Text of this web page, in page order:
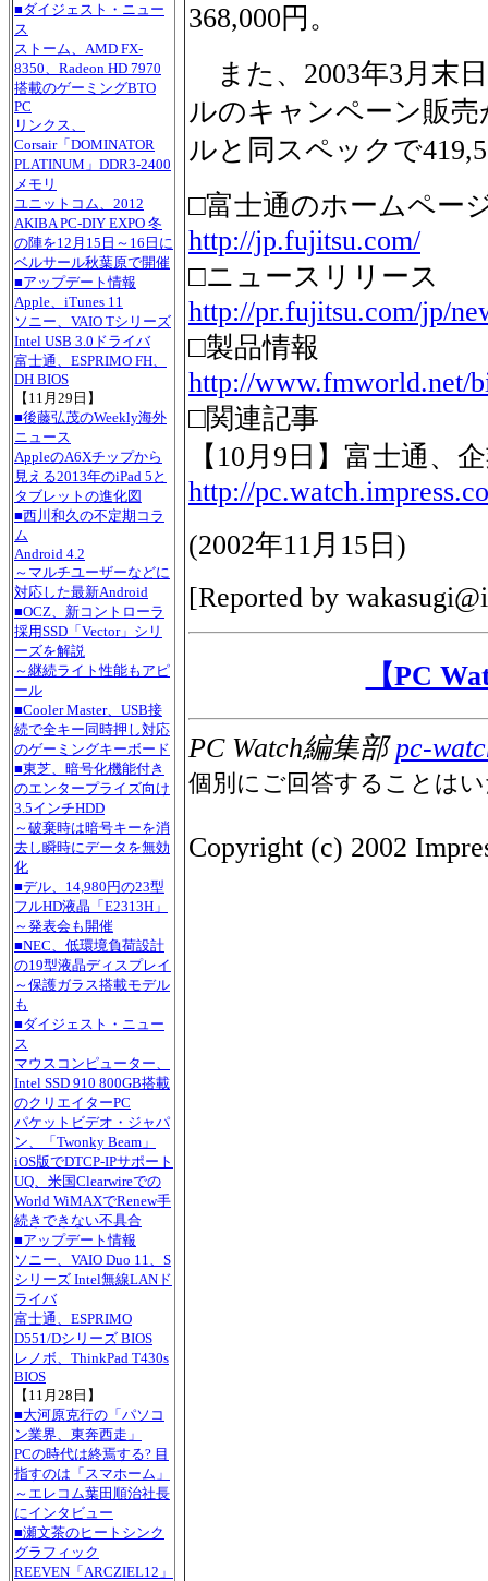
■ダイジェスト・ニュー
ス
ストーム、AMD FX-
8350、Radeon HD 7970
搭載のゲーミングBTO
PC
リンクス、
Corsair「DOMINATOR
PLATINUM」DDR3-2400
メモリ
ユニットコム、2012
AKIBA PC-DIY EXPO 冬
の陣を12月15日～16日に
ベルサール秋葉原で開催
■アップデート情報
Apple、iTunes 11
ソニー、VAIO Tシリーズ
Intel USB 3.0ドライバ
富士通、ESPRIMO FH、
DH BIOS
【11月29日】
■後藤弘茂のWeekly海外
ニュース
AppleのA6Xチップから
見える2013年のiPad 5と
タブレットの進化図
■西川和久の不定期コラ
ム
Android 4.2
～マルチユーザーなどに
対応した最新Android
■OCZ、新コントローラ
採用SSD「Vector」シリ
ーズを解説
～継続ライト性能もアピ
ール
■Cooler Master、USB接
続で全キー同時押し対応
のゲーミングキーボード
■東芝、暗号化機能付き
のエンタープライズ向け
3.5インチHDD
～破棄時は暗号キーを消
去し瞬時にデータを無効
化
■デル、14,980円の23型
フルHD液晶「E2313H」
～発表会も開催
■NEC、低環境負荷設計
の19型液晶ディスプレイ
～保護ガラス搭載モデル
も
■ダイジェスト・ニュー
ス
マウスコンピューター、
Intel SSD 910 800GB搭載
のクリエイターPC
パケットビデオ・ジャパ
ン、「Twonky Beam」
iOS版でDTCP-IPサポート
UQ、米国Clearwireでの
World WiMAXでRenew手
続きできない不具合
■アップデート情報
ソニー、VAIO Duo 11、S
シリーズ Intel無線LANド
ライバ
富士通、ESPRIMO
D551/Dシリーズ BIOS
レノボ、ThinkPad T430s
BIOS
【11月28日】
■大河原克行の「パソコ
ン業界、東奔西走」
PCの時代は終焉する? 目
指すのは「スマホーム」
～エレコム葉田順治社長
にインタビュー
■瀬文茶のヒートシンク
グラフィック
REEVEN「ARCZIEL12」
368,000円。
また、2003年3月末
ルのキャンペーン販
ルと同スペックで
□富士通のホームペー
http://jp.fujitsu.com/
□ニュースリリース
http://pr.fujitsu.com/jp/
□製品情報
http://www.fmworld.net/
□関連記事
【10月9日】富士通、
http://
(2002年11月15日 )
[Reported by
【PC
PC Watch編集部pc-
個別にご回答することは
Copyright (c) 2002